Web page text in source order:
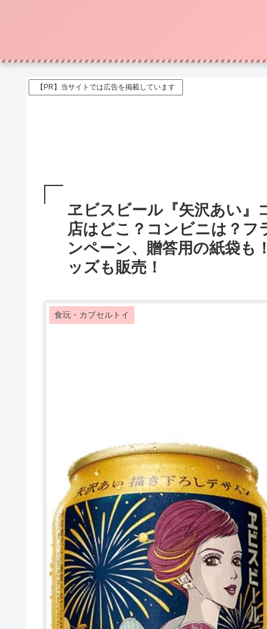
【PR】当サイトでは広告を掲載しています
ヱビスビール『矢沢あい』
店はどこ？コンビニは？
ンペーン、贈答用の紙袋も
ッズも販売！
食玩・カプセルトイ